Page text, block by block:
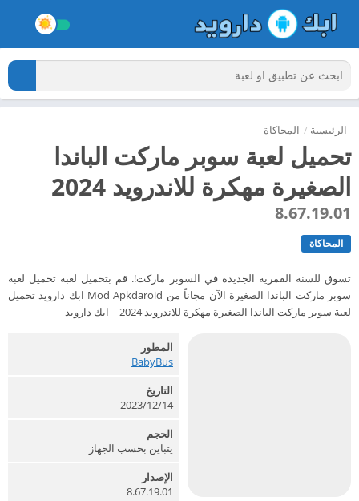
الرئيسية / المحاكاة
تحميل لعبة سوبر ماركت الباندا
الصغيرة مهكرة للاندرويد 2024
8.67.19.01
المحاكاة
تسوق للسنة القمرية الجديدة في السوبر ماركت!. قم بتحميل لعبة تحميل لعبة
سوبر ماركت الباندا الصغيرة الآن مجاناً من Mod Apkdaroid ابك دارويد تحميل
لعبة سوبر ماركت الباندا الصغيرة مهكرة للاندرويد 2024 – ابك دارويد
المطور
BabyBus‏
التاريخ
2023/12/14
الحجم
يتباين بحسب الجهاز
الإصدار
8.67.19.01